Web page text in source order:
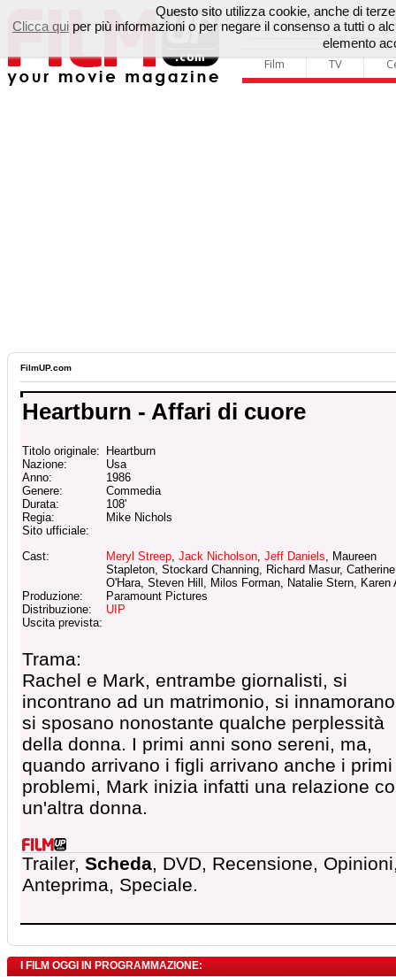
Film TV
FilmUP.com
Heartburn - Affari di cuore
Titolo originale:
Heartburn
Nazione:
Usa
Anno:
1986
Genere:
Commedia
Durata:
108'
Regia:
Mike Nichols
Sito ufficiale:
Cast:
Meryl Streep, Jack Nicholson, Jeff Daniels, Maureen
Stapleton, Stockard Channing, Richard Masur, Catherine
O'Hara, Steven Hill, Milos Forman, Natalie Stern, Karen
Produzione:
Paramount Pictures
Distribuzione:
UIP
Uscita prevista:
Trama:
Rachel e Mark, entrambe giornalisti, si
incontrano ad un matrimonio, si
si sposano nonostante qualche perplessità
della donna. I primi anni sono sereni, ma,
quando arrivano i figli arrivano anche i primi
problemi, Mark inizia infatti una relazione
un'altra donna.
Trailer, Scheda, DVD, Recensione,
Anteprima, Speciale.
I FILM OGGI IN PROGRAMMAZIONE:
Questo sito utilizza cookie, anche di
Clicca qui per più informazioni o per negare il consenso a tutti o
elemento